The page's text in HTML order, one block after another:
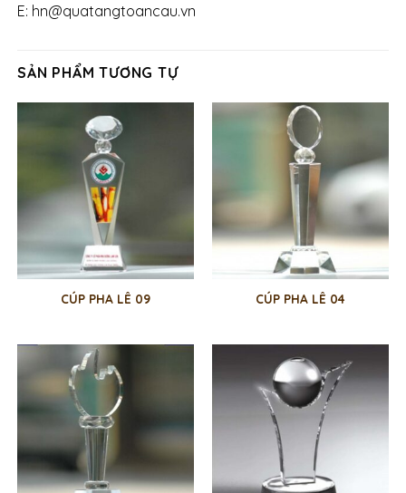
E: hn@quatangtoancau.vn
SẢN PHẨM TƯƠNG TỰ
CÚP PHA LÊ 09 CÚP PHA LÊ 04